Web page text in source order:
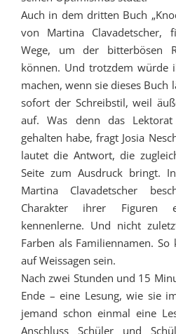
Auch in dem dritten Buch
von Martina Clavadetscher,
Wege, um der bitterbösen
können. Und trotzdem würde
machen, wenn sie dieses Buch
sofort der Schreibstil, weil
auf. Was denn das
gehalten habe, fragt Josia
lautet die Antwort, die
Seite zum Ausdruck bringt.
Martina Clavadetscher
Charakter ihrer Figuren
kennenlerne. Und nicht
Farben als Familiennamen.
auf Weissagen sein.
Nach zwei Stunden und 15
Ende – eine Lesung, wie sie
jemand schon einmal eine
Anschluss Schüler und